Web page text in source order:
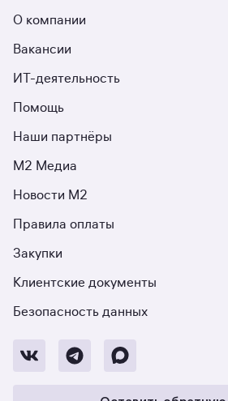
О компании
Вакансии
ИТ-деятельность
Помощь
Наши партнёры
М2 Медиа
Новости М2
Правила оплаты
Закупки
Клиентские документы
Безопасность данных